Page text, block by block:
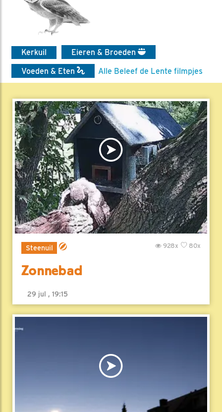
Kerkuil
Eieren & Broeden
Voeden & Eten
Alle Beleef de Lente filmpjes
Steenuil 80x
928x
Zonnebad
29 jul , 19:15